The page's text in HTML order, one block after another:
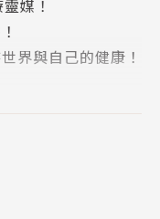
媒！
界與自己的健康！
治不好而受苦的人